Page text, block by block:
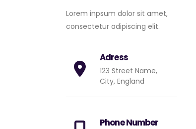
Lorem inpsum dolor sit amet,
consectetur adipiscing elit.
Adress
123 Street Name,
City, England
Phone Number